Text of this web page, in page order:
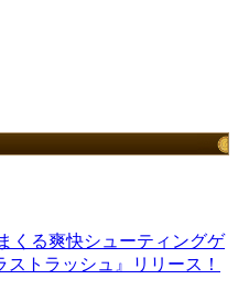
くる爽快シューティングゲ
トラッシュ』リリース！